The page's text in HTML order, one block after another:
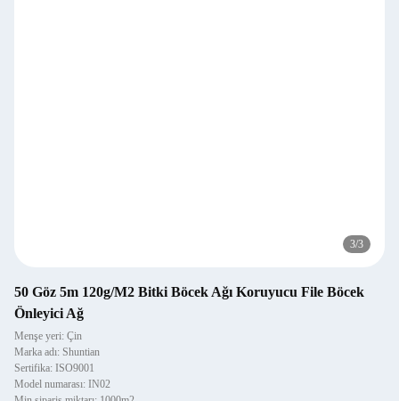
3/3
50 Göz 5m 120g/M2 Bitki Böcek Ağı Koruyucu File Böcek
Önleyici Ağ
Menşe yeri: Çin
Marka adı: Shuntian
Sertifika: ISO9001
Model numarası: IN02